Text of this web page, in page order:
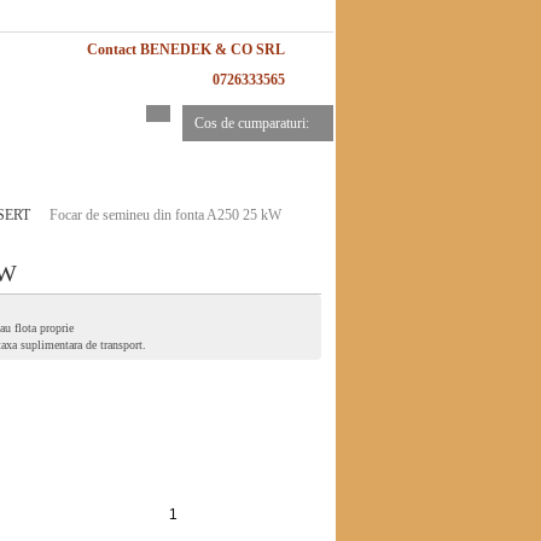
Contact BENEDEK & CO SRL
0726333565
Cos de cumparaturi:
Focar de semineu din fonta A250 25 kW
flota proprie
suplimentara de transport.